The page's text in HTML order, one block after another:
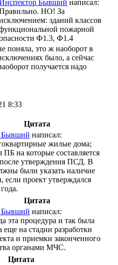
Бывший написал:
НО! За
зданий классов
пожарной
Ф1.3, Ф1.4
поняла, это ж наоборот в
было, а сейчас
получается надо
8:33
Цитата
Бывший написал:
жилые дома;
ПБ на которые составляется
утверждения ПСД. В
были указать наличие
если проект утверждался
Цитата
Бывший написал:
эта процедура и так была
еще на стадии разработки
и приемки законченного
органами МЧС.
Цитата